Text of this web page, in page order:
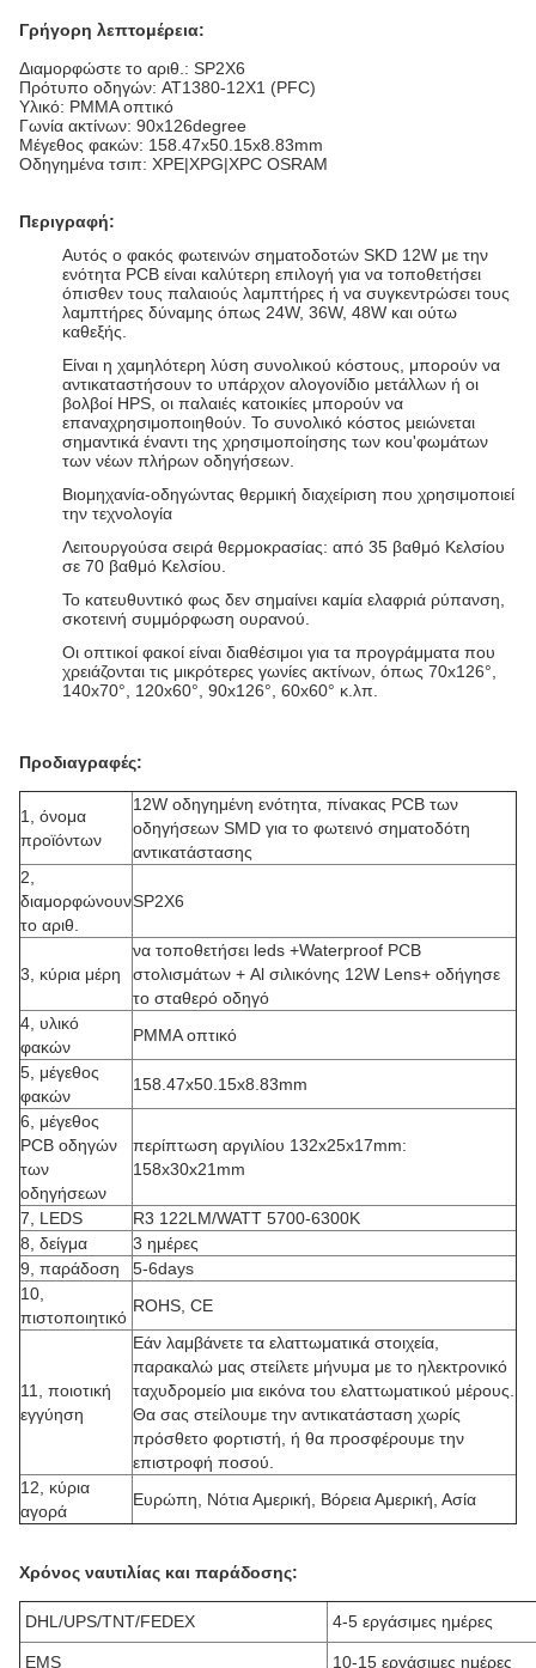
Γρήγορη λεπτομέρεια:
Διαμορφώστε το αριθ.: SP2X6
Πρότυπο οδηγών: AT1380-12X1 (PFC)
Υλικό: PMMA οπτικό
Γωνία ακτίνων: 90x126degree
Μέγεθος φακών: 158.47x50.15x8.83mm
Οδηγημένα τσιπ: XPE|XPG|XPC OSRAM
Περιγραφή:
Αυτός ο φακός φωτεινών σηματοδοτών SKD 12W με την
ενότητα PCB είναι καλύτερη επιλογή για να τοποθετήσει
όπισθεν τους παλαιούς λαμπτήρες ή να συγκεντρώσει τους
λαμπτήρες δύναμης όπως 24W, 36W, 48W και ούτω
καθεξής.
Είναι η χαμηλότερη λύση συνολικού κόστους, μπορούν να
αντικαταστήσουν το υπάρχον αλογονίδιο μετάλλων ή οι
βολβοί HPS, οι παλαιές κατοικίες μπορούν να
επαναχρησιμοποιηθούν. Το συνολικό κόστος μειώνεται
σημαντικά έναντι της χρησιμοποίησης των κοu'φωμάτων
των νέων πλήρων οδηγήσεων.
Βιομηχανία-οδηγώντας θερμική διαχείριση που χρησιμοποιεί
την τεχνολογία
Λειτουργούσα σειρά θερμοκρασίας: από 35 βαθμό Κελσίου
σε 70 βαθμό Κελσίου.
Το κατευθυντικό φως δεν σημαίνει καμία ελαφριά ρύπανση,
σκοτεινή συμμόρφωση ουρανού.
Οι οπτικοί φακοί είναι διαθέσιμοι για τα προγράμματα που
χρειάζονται τις μικρότερες γωνίες ακτίνων, όπως 70x126°,
140x70°, 120x60°, 90x126°, 60x60° κ.λπ.
Προδιαγραφές:
1, όνομα
προϊόντων
12W οδηγημένη ενότητα, πίνακας PCB των
οδηγήσεων SMD για το φωτεινό σηματοδότη
αντικατάστασης
2,
διαμορφώνουν
το αριθ.
SP2X6
3, κύρια μέρη
να τοποθετήσει leds +Waterproof PCB
στολισμάτων + Al σιλικόνης 12W Lens+ οδήγησε
το σταθερό οδηγό
4, υλικό
φακών
PMMA οπτικό
5, μέγεθος
φακών
158.47x50.15x8.83mm
6, μέγεθος
PCB οδηγών
των
οδηγήσεων
περίπτωση αργιλίου 132x25x17mm:
158x30x21mm
7, LEDS
R3 122LM/WATT 5700-6300K
8, δείγμα
3 ημέρες
9, παράδοση
5-6days
10,
πιστοποιητικό
ROHS, CE
11, ποιοτική
εγγύηση
Εάν λαμβάνετε τα ελαττωματικά στοιχεία,
παρακαλώ μας στείλετε μήνυμα με το ηλεκτρονικό
ταχυδρομείο μια εικόνα του ελαττωματικού μέρους.
Θα σας στείλουμε την αντικατάσταση χωρίς
πρόσθετο φορτιστή, ή θα προσφέρουμε την
επιστροφή ποσού.
12, κύρια
αγορά
Ευρώπη, Νότια Αμερική, Βόρεια Αμερική, Ασία
Χρόνος ναυτιλίας και παράδοσης:
DHL/UPS/TNT/FEDEX 4-5 εργάσιμες ημέρες
EMS
10-15 εργάσιμες ημέρες